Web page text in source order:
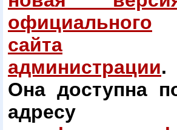
официального
сайта
администрации.
Она доступна
адресу